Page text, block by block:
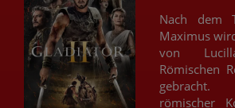
Nach dem
Maximus
von
Römischen
römischer